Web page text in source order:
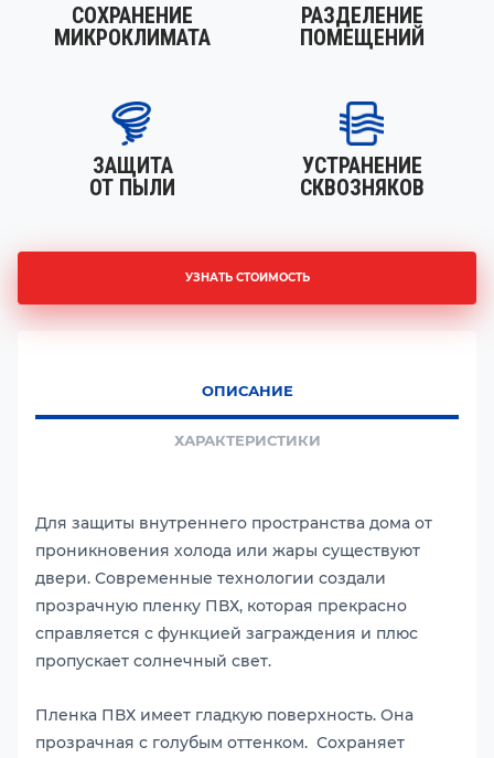
СОХРАНЕНИЕ
МИКРОКЛИМАТА
РАЗДЕЛЕНИЕ
ПОМЕЩЕНИЙ
ЗАЩИТА
ОТ ПЫЛИ
УСТРАНЕНИЕ
СКВОЗНЯКОВ
УЗНАТЬ СТОИМОСТЬ
ОПИСАНИЕ
ХАРАКТЕРИСТИКИ
Для защиты внутреннего пространства дома от
проникновения холода или жары существуют
двери. Современные технологии создали
прозрачную пленку ПВХ, которая прекрасно
справляется с функцией заграждения и плюс
пропускает солнечный свет.
Пленка ПВХ имеет гладкую поверхность. Она
прозрачная с голубым оттенком. Сохраняет